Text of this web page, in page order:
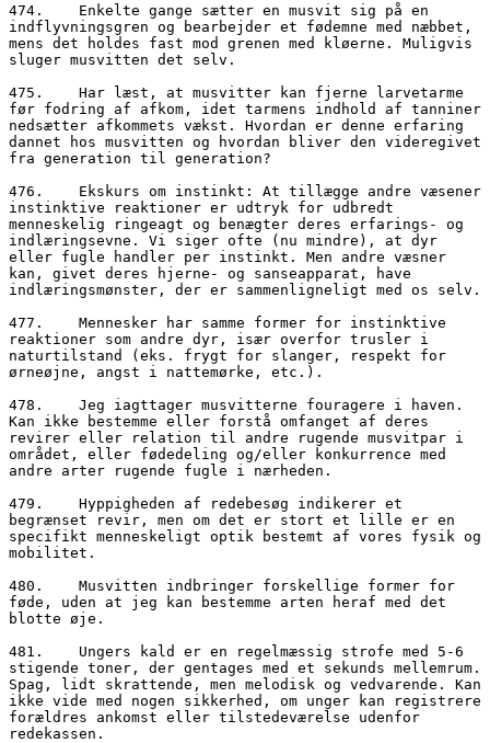
474.	Enkelte gange sætter en musvit sig på en
indflyvningsgren og bearbejder et fødemne med næbbet,
mens det holdes fast mod grenen med kløerne. Muligvis
sluger musvitten det selv.
475.	Har læst, at musvitter kan fjerne larvetarme
før fodring af afkom, idet tarmens indhold af tanniner
nedsætter afkommets vækst. Hvordan er denne erfaring
dannet hos musvitten og hvordan bliver den videregivet
fra generation til generation?
476.	Ekskurs om instinkt: At tillægge andre væsener
instinktive reaktioner er udtryk for udbredt
menneskelig ringeagt og benægter deres erfarings- og
indlæringsevne. Vi siger ofte (nu mindre), at dyr
eller fugle handler per instinkt. Men andre væsner
kan, givet deres hjerne- og sanseapparat, have
indlæringsmønster, der er sammenligneligt med os selv.
477.	Mennesker har samme former for instinktive
reaktioner som andre dyr, især overfor trusler i
naturtilstand (eks. frygt for slanger, respekt for
ørneøjne, angst i nattemørke, etc.).
478.	Jeg iagttager musvitterne fouragere i haven.
Kan ikke bestemme eller forstå omfanget af deres
revirer eller relation til andre rugende musvitpar i
området, eller fødedeling og/eller konkurrence med
andre arter rugende fugle i nærheden.
479.	Hyppigheden af redebesøg indikerer et
begrænset revir, men om det er stort et lille er en
specifikt menneskeligt optik bestemt af vores fysik og
mobilitet.
480.	Musvitten indbringer forskellige former for
føde, uden at jeg kan bestemme arten heraf med det
blotte øje.
481.	Ungers kald er en regelmæssig strofe med 5-6
stigende toner, der gentages med et sekunds mellemrum.
Spag, lidt skrattende, men melodisk og vedvarende. Kan
ikke vide med nogen sikkerhed, om unger kan registrere
forældres ankomst eller tilstedeværelse udenfor
redekassen.